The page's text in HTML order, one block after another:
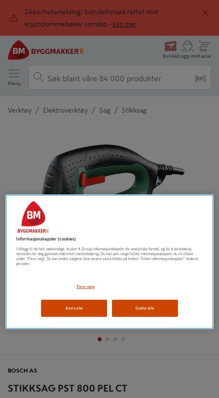
Sikkerhetsmelding: Svindelforsøk rettet mot
kryptolommebøker i omløp -
Les mer
ButikkLogg innKasse
Meny
Verktøy / Elektroverktøy / Sag / Stikksag
Tidligere
STIKKSAG PST 800 PEL CT
BOSCH AS
Informasjonskapsler (cookies)
I tillegg til de helt nødvendige, bruker K Group informasjonskapsler for analytiske formål, og for å skreddersy
nettsiden for deg gjennom målrettet markedsføring. Du kan selv velge hvilke informasjonskapsler du vil tillate
under "Flere valg". Du kan endre valgene dine senere ved å klikke på lenken "Endre informasjonskapsler" nederst
på siden.
Flere valg
Avvis alle Godta alle